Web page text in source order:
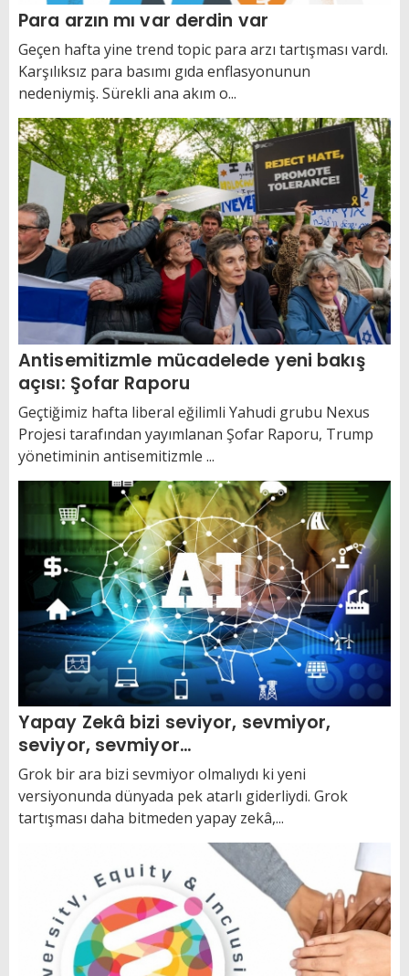
Para arzın mı var derdin var
Geçen hafta yine trend topic para arzı tartışması vardı.
Karşılıksız para basımı gıda enflasyonunun
nedeniymiş. Sürekli ana akım o...
Antisemitizmle mücadelede yeni bakış
açısı: Şofar Raporu
Geçtiğimiz hafta liberal eğilimli Yahudi grubu Nexus
Projesi tarafından yayımlanan Şofar Raporu, Trump
yönetiminin antisemitizmle ...
Yapay Zekâ bizi seviyor, sevmiyor,
seviyor, sevmiyor…
Grok bir ara bizi sevmiyor olmalıydı ki yeni
versiyonunda dünyada pek atarlı giderliydi. Grok
tartışması daha bitmeden yapay zekâ,...